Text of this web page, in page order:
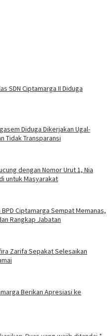
SDN Ciptamarga II Diduga
Diduga Dikerjakan Ugal-
Tidak Transparansi
dengan Nomor Urut 1, Nia
untuk Masyarakat
Ciptamarga Sempat Memanas,
Rangkap Jabatan
Zarifa Sepakat Selesaikan
Berikan Apresiasi ke